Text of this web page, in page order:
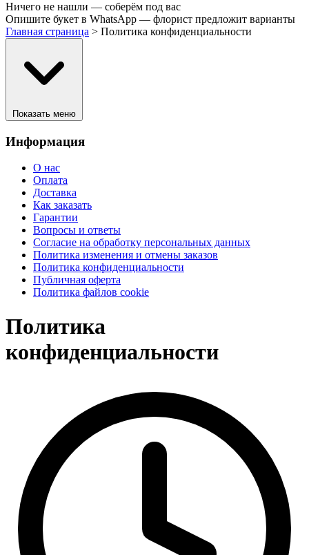
Ничего не нашли — соберём под вас
Опишите букет в WhatsApp — флорист предложит варианты
Главная страница > Политика конфиденциальности
Показать меню
Информация
О нас
Оплата
Доставка
Как заказать
Гарантии
Вопросы и ответы
Согласие на обработку персональных данных
Политика изменения и отмены заказов
Политика конфиденциальности
Публичная оферта
Политика файлов cookie
Политика
конфиденциальности